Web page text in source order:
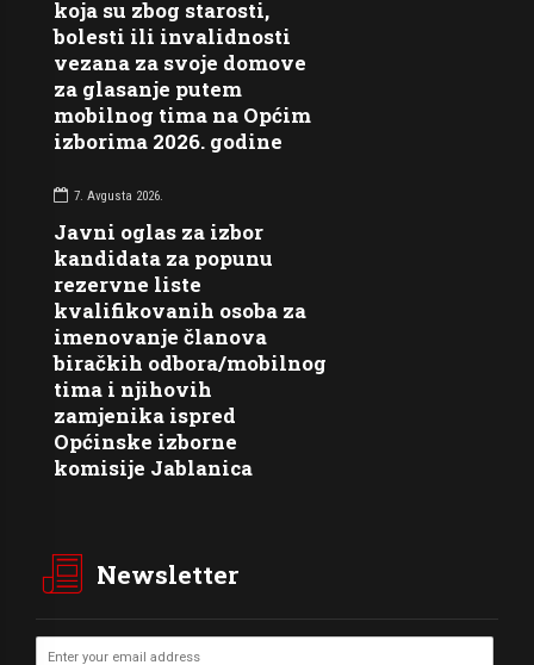
koja su zbog starosti,
bolesti ili invalidnosti
vezana za svoje domove
za glasanje putem
mobilnog tima na Općim
izborima 2026. godine
7. Avgusta 2026.
Javni oglas za izbor
kandidata za popunu
rezervne liste
kvalifikovanih osoba za
imenovanje članova
biračkih odbora/mobilnog
tima i njihovih
zamjenika ispred
Općinske izborne
komisije Jablanica
Newsletter